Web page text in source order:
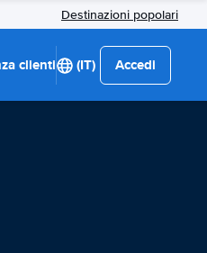
Destinazioni popolari
clienti (IT) Accedi